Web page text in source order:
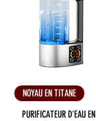
NOYAU EN TITANE
PURIFICATEUR D'EAU EN